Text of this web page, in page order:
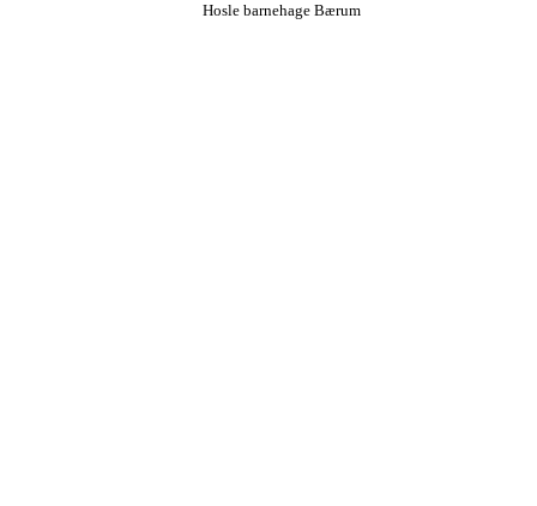
Hosle barnehage Bærum